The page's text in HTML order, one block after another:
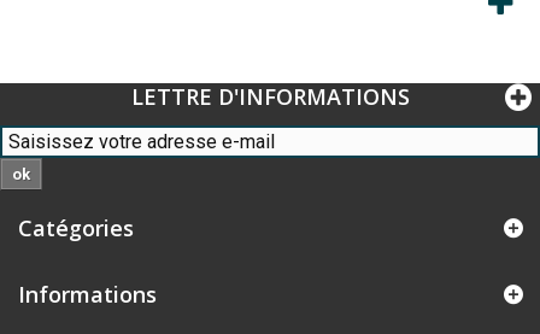
LETTRE D'INFORMATIONS
ok
Catégories
Informations